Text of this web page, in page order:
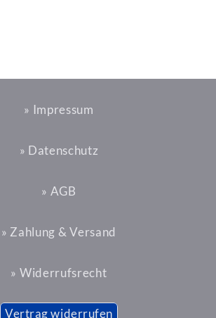
» Impressum
» Datenschutz
» AGB
» Zahlung & Versand
» Widerrufsrecht
Vertrag widerrufen